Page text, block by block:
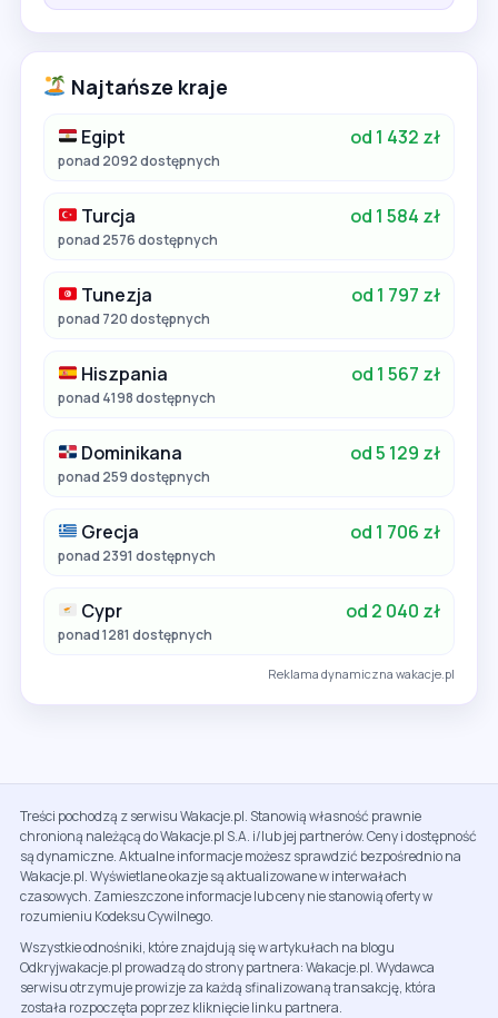
Najtańsze kraje
Egipt od 1 432 zł
ponad 2092 dostępnych
Turcja od 1 584 zł
ponad 2576 dostępnych
Tunezja od 1 797 zł
ponad 720 dostępnych
Hiszpania od 1 567 zł
ponad 4198 dostępnych
Dominikana od 5 129 zł
ponad 259 dostępnych
Grecja od 1 706 zł
ponad 2391 dostępnych
Cypr od 2 040 zł
ponad 1281 dostępnych
Reklama dynamiczna wakacje.pl
Treści pochodzą z serwisu Wakacje.pl. Stanowią własność prawnie
chronioną należącą do Wakacje.pl S.A. i/lub jej partnerów. Ceny i dostępność
są dynamiczne. Aktualne informacje możesz sprawdzić bezpośrednio na
Wakacje.pl. Wyświetlane okazje są aktualizowane w interwałach
czasowych. Zamieszczone informacje lub ceny nie stanowią oferty w
rozumieniu Kodeksu Cywilnego.
Wszystkie odnośniki, które znajdują się w artykułach na blogu
Odkryjwakacje.pl prowadzą do strony partnera: Wakacje.pl. Wydawca
serwisu otrzymuje prowizje za każdą sfinalizowaną transakcję, która
została rozpoczęta poprzez kliknięcie linku partnera.